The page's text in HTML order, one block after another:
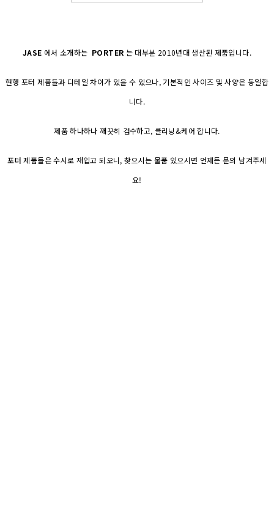
JASE 에서 소개하는 PORTER 는 대부분 2010년대 생산된 제품입니다.
현행 포터 제품들과 디테일 차이가 있을 수 있으나, 기본적인 사이즈 및 사양은 동일합
니다.
제품 하나하나 깨끗히 검수하고, 클리닝&케어 합니다.
포터 제품들은 수시로 재입고 되오니, 찾으시는 물품 있으시면 언제든 문의 남겨주세
요!